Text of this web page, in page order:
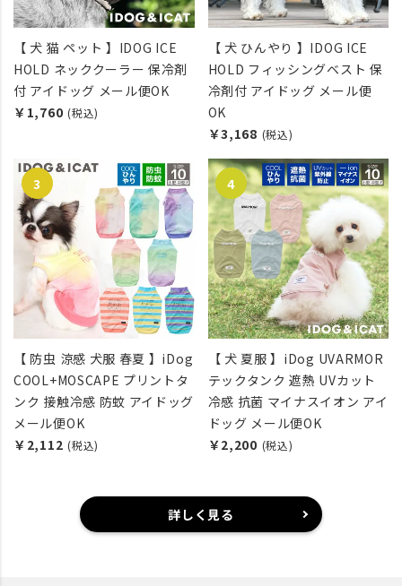
【 犬 猫 ペット 】IDOG ICE
HOLD ネッククーラー 保冷剤
付 アイドッグ メール便OK
￥1,760 (税込)
【 犬 ひんやり 】IDOG ICE
HOLD フィッシングベスト 保
冷剤付 アイドッグ メール便
OK
￥3,168 (税込)
【 防虫 涼感 犬服 春夏 】iDog
COOL+MOSCAPE プリントタ
ンク 接触冷感 防蚊 アイドッグ
メール便OK
￥2,112 (税込)
【 犬 夏服 】iDog UVARMOR
テックタンク 遮熱 UVカット
冷感 抗菌 マイナスイオン アイ
ドッグ メール便OK
￥2,200 (税込)
詳しく見る